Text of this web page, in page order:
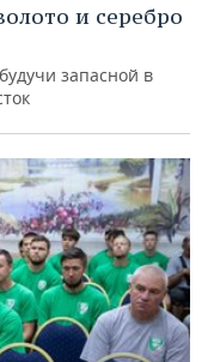
и серебро
запасной в